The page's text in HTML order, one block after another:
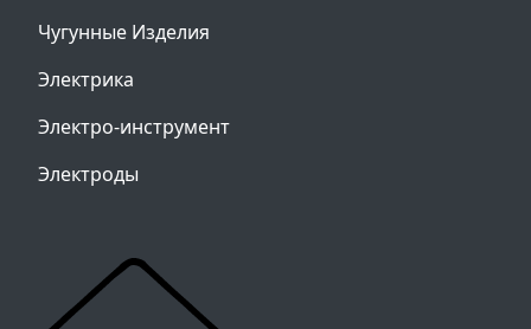
Чугунные Изделия
Электрика
Электро-инструмент
Электроды